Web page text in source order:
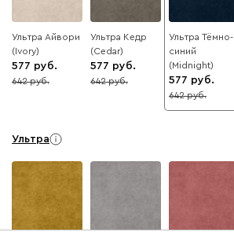
Ультра Айвори
(Ivory)
577
10
642
Ультра Кедр
(Cedar)
577
10
642
Ультра Тёмно-
синий
(Midnight)
577
10
642
Ультра